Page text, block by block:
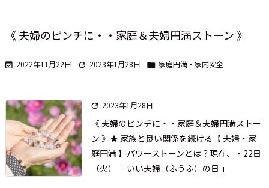
《 夫婦のピンチに・・家庭＆夫婦円満ストーン 》
 2022年11月22日  2023年1月28日  家庭円満・家内安全
 2023年1月28日
《 夫婦のピンチに・・家庭＆夫婦円満ストー
ン 》 ★ 家族と良い関係を続ける【 夫婦・家
庭円満 】パワーストーンとは？ 現在、
・22日
（火）「 いい夫婦（ふうふ）の日 」